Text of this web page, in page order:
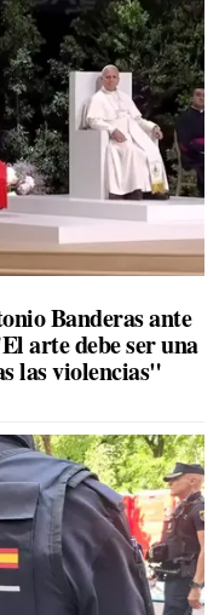
Banderas ante
arte debe ser una
las violencias"